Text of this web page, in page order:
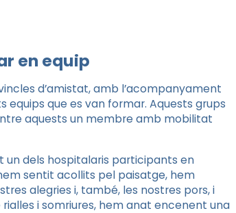
en equip
d’amistat, amb l’acompanyament
que es van formar. Aquests grups
aquests un membre amb mobilitat
un dels hospitalaris participants en
sentit acollits pel paisatge, hem
alegries i, també, les nostres pors, i
i somriures, hem anat encenent una